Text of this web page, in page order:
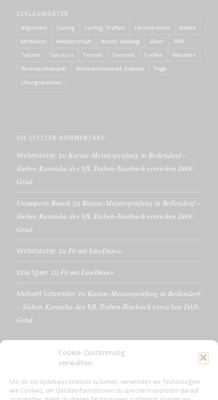
Cookie-Zustimmung
verwalten
Um dir ein optimales Erlebnis zu bieten, verwenden wir Technologien
wie Cookies, um Geräteinformationen zu speichern und/oder darauf
SCHLAGWÖRTER
Allgemein Curling Curling; Treffen Ferienfreizeit
Katate
Medaillen
Meisterschaft Nordic Walking Silber
SWR
Tanzen
Tanzkurs Termin Termine Treffen
Wandern
Weihnachtsmarkt
Weihnachtsmarkt; Eisbahn
Yoga
Übungsstunden
DIE LETZTEN KOMMENTARE:
Webmaster zu Karate-Meisterprüfung in Bollendorf –
Sieben Karateka des VfL Traben-Trarbach erreichen DAN-
Grad
Ueamporn Ranok zu Karate-Meisterprüfung in Bollendorf –
Sieben Karateka des VfL Traben-Trarbach erreichen DAN-
Grad
Webmaster zu Fit mit LineDance
Lina Spier zu Fit mit LineDance
Michael Schneider zu Karate-Meisterprüfung in Bollendorf
– Sieben Karateka des VfL Traben-Trarbach erreichen DAN-
Grad
KONTAKTDETAILS
VfL 1861 e.V. Traben-Trarbach